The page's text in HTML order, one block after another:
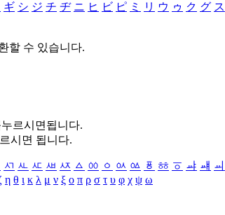
ギ シ ジ チ ヂ ニ ヒ ビ ピ ミ リ ウ ゥ ク グ ス
할 수 있습니다.
르시면됩니다.
시면 됩니다.
ㅺ ㅻ ㅼ ㅽ ㅾ ㅿ ㆀ ㆁ ㆂ ㆃ ㆄ ㆅ ㆆ ㆇ ㆈ ㆉ
η θ ι κ λ μ ν ξ ο π ρ σ τ υ φ χ ψ ω